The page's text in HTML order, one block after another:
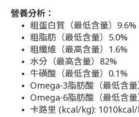
營養分析：
粗蛋白質（最低含量）9.6%
粗脂肪（最低含量）5.0%
粗纖維（最高含量）1.6%
水分（最高含量）82%
牛磺酸（最低含量）0.1%
Omega-3脂肪酸（最低含
Omega-6脂肪酸（最低含
卡路里 (kcal/kg):